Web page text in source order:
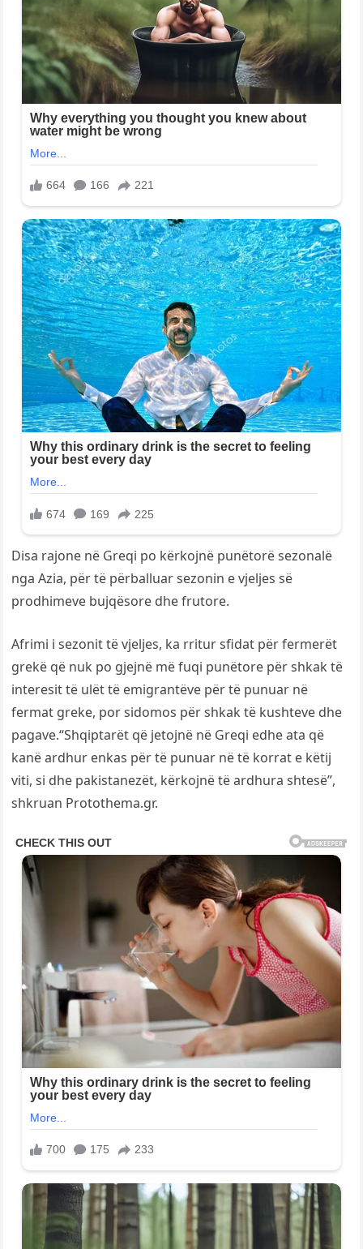
Disa rajone në Greqi po kërkojnë punëtorë sezonalë
nga Azia, për të përballuar sezonin e vjeljes së
prodhimeve bujqësore dhe frutore.
Afrimi i sezonit të vjeljes, ka rritur sfidat për fermerët
grekë që nuk po gjejnë më fuqi punëtore për shkak të
interesit të ulët të emigrantëve për të punuar në
fermat greke, por sidomos për shkak të kushteve dhe
pagave.“Shqiptarët që jetojnë në Greqi edhe ata që
kanë ardhur enkas për të punuar në të korrat e këtij
viti, si dhe pakistanezët, kërkojnë të ardhura shtesë”,
shkruan Protothema.gr.